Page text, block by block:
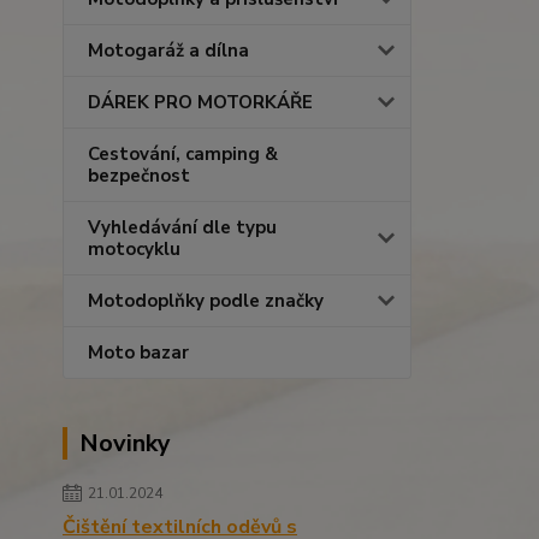
Motogaráž a dílna
DÁREK PRO MOTORKÁŘE
Cestování, camping &
bezpečnost
Vyhledávání dle typu
motocyklu
Motodoplňky podle značky
Moto bazar
Novinky
21.01.2024
Čištění textilních oděvů s